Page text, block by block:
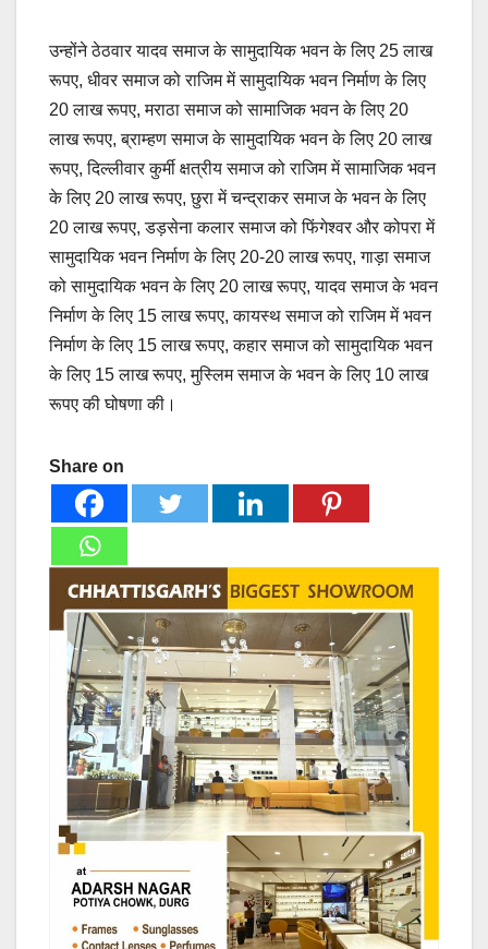
उन्होंने ठेठवार यादव समाज के सामुदायिक भवन के लिए 25 लाख
रूपए, धीवर समाज को राजिम में सामुदायिक भवन निर्माण के लिए
20 लाख रूपए, मराठा समाज को सामाजिक भवन के लिए 20
लाख रूपए, ब्राम्हण समाज के सामुदायिक भवन के लिए 20 लाख
रूपए, दिल्लीवार कुर्मी क्षत्रीय समाज को राजिम में सामाजिक भवन
के लिए 20 लाख रूपए, छुरा में चन्द्राकर समाज के भवन के लिए
20 लाख रूपए, डड़सेना कलार समाज को फिंगेश्वर और कोपरा में
सामुदायिक भवन निर्माण के लिए 20-20 लाख रूपए, गाड़ा समाज
को सामुदायिक भवन के लिए 20 लाख रूपए, यादव समाज के भवन
निर्माण के लिए 15 लाख रूपए, कायस्थ समाज को राजिम में भवन
निर्माण के लिए 15 लाख रूपए, कहार समाज को सामुदायिक भवन
के लिए 15 लाख रूपए, मुस्लिम समाज के भवन के लिए 10 लाख
रूपए की घोषणा की।
Share on